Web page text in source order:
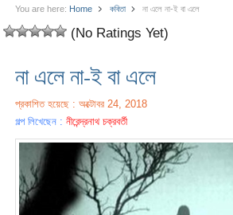
You are here: Home কবিতা না এলে না-ই বা এলে
(No Ratings Yet)
না এলে না-ই বা এলে
প্রকাশিত হয়েছে : অক্টোবর 24, 2018
গল্প লিখেছেন :নীরেন্দ্রনাথ চক্রবর্তী